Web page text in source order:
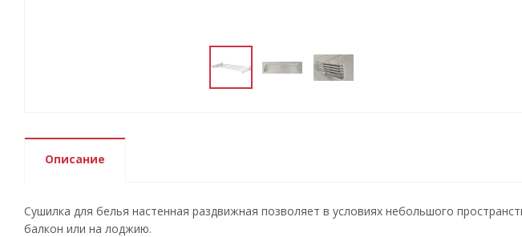
Описание
Сушилка для белья настенная раздвижная позволяет в условиях небольшого
балкон или на лоджию.